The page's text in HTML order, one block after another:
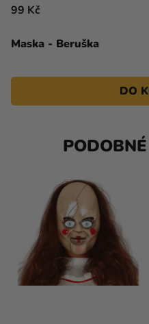
Maska - Beruška
99 Kč
DO